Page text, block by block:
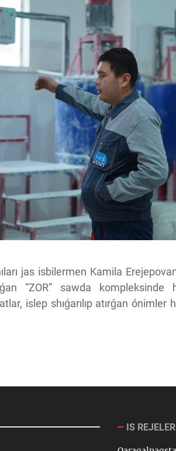
jas isbilermen Kamila
“ZOR” sawda kompleksinde
islep shıǵarılıp atırǵan ónimler
IS